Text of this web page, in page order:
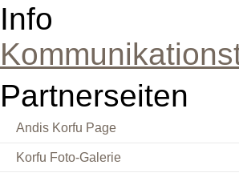
Info
Partnerseiten
Andis Korfu Page
Korfu Foto-Galerie